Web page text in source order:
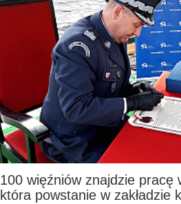
100 więźniów znajdzie pracę
która powstanie w zakładzie